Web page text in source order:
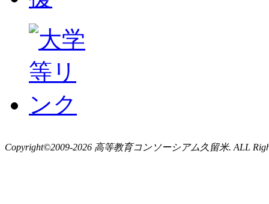
Copyright©2009-2026 高等教育コンソーシアム久留米. ALL